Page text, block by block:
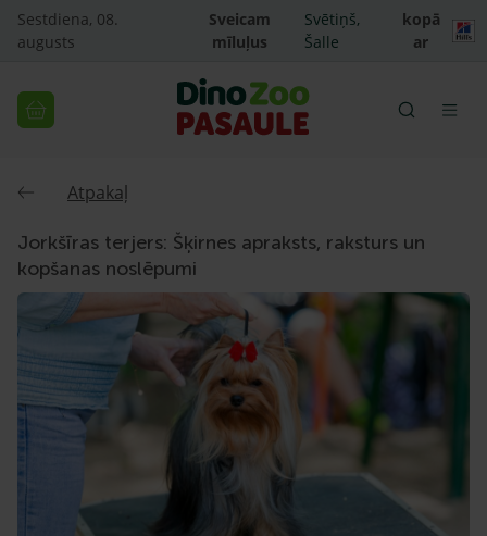
Sestdiena, 08.
augusts
Sveicam
mīluļus
Svētiņš,
Šalle
kopā
ar
Atpakaļ
Jorkšīras terjers: Šķirnes apraksts, raksturs un
kopšanas noslēpumi